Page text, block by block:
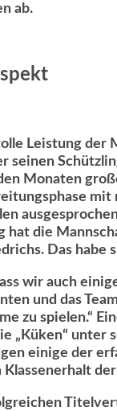
ab.
Leistung der
seinen
Monaten
hat die
Das habe
wir auch
und das
zu spielen.“
„Küken“ unter
einige der
Klassenerhalt